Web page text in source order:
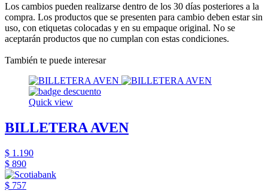
Los cambios pueden realizarse dentro de los 30 días posteriores a la
compra. Los productos que se presenten para cambio deben estar sin
uso, con etiquetas colocadas y en su empaque original. No se
aceptarán productos que no cumplan con estas condiciones.
También te puede interesar
Quick view
BILLETERA AVEN
$ 1.190
$ 890
$ 757